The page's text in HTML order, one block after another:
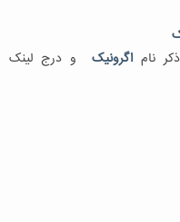
نام اگرونیک
و درج لینک